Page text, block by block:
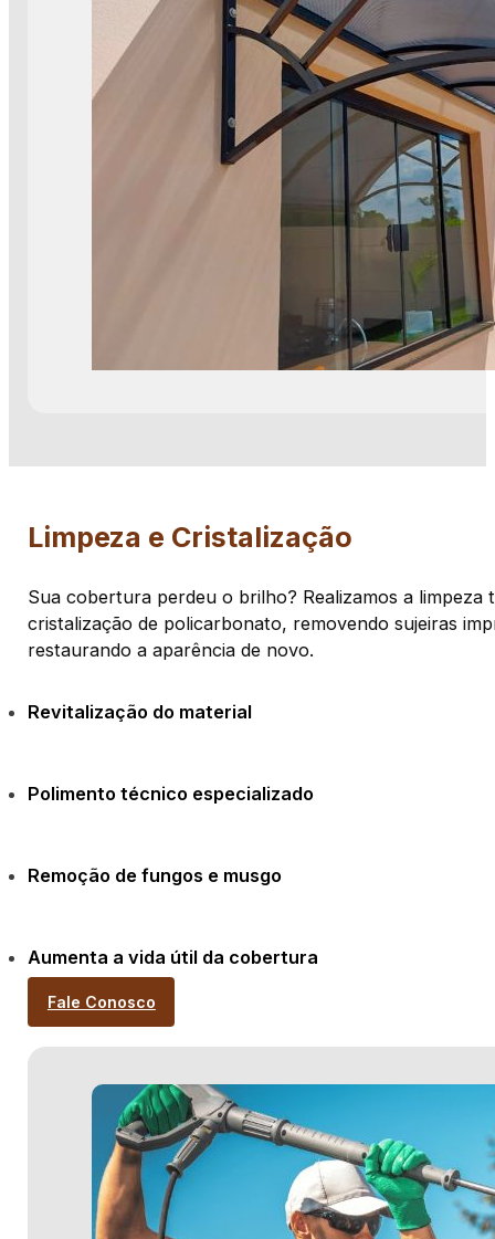
Limpeza e Cristalização
Sua cobertura perdeu o brilho? Realizamos a limpeza
cristalização de policarbonato, removendo sujeiras
restaurando a aparência de novo.
Revitalização do material
Polimento técnico especializado
Remoção de fungos e musgo
Aumenta a vida útil da cobertura
Fale Conosco